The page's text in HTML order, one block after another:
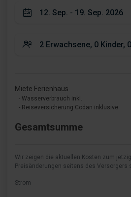
Miete Ferienhaus
- Wasserverbrauch inkl.
- Reiseversicherung Codan inklusive
Gesamtsumme
Wir zeigen die aktuellen Kosten zum
Preisänderungen seitens des Versorgers
Strom